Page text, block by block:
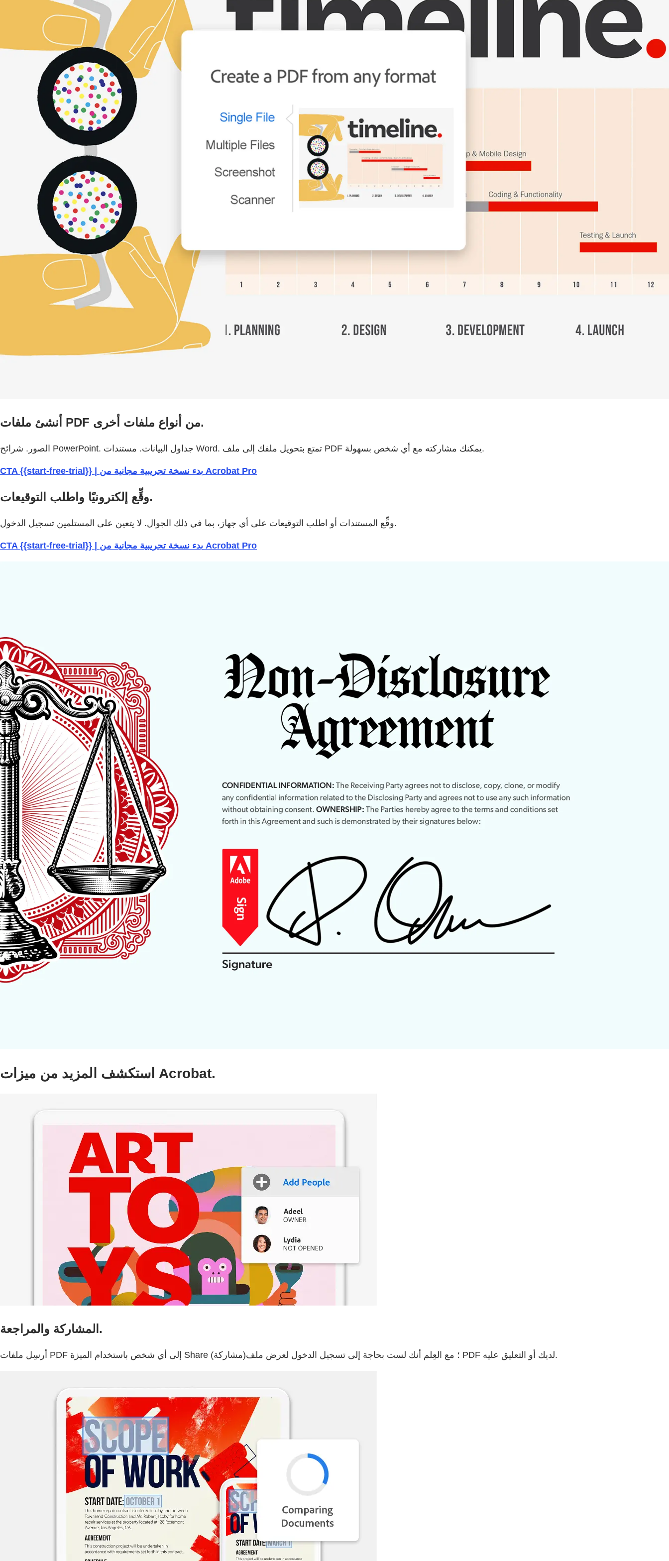
أنشئ ملفات PDF من أنواع ملفات أخرى.
الصور. شرائح PowerPoint. جداول البيانات. مستندات Word. تمتع بتحويل ملفك إلى ملف PDF يمكنك مشاركته مع أي شخص بسهولة.
CTA {{start-free-trial}} | بدء نسخة تجريبية مجانية من Acrobat Pro
وقِّع إلكترونيًا واطلب التوقيعات.
وقِّع المستندات أو اطلب التوقيعات على أي جهاز، بما في ذلك الجوال. لا يتعين على المستلمين تسجيل الدخول.
CTA {{start-free-trial}} | بدء نسخة تجريبية مجانية من Acrobat Pro
استكشف المزيد من ميزات Acrobat.
المشاركة والمراجعة.
أرسِل ملفات PDF إلى أي شخص باستخدام الميزة Share (مشاركة)؛ مع العِلم أنك لست بحاجة إلى تسجيل الدخول لعرض ملف PDF لديك أو التعليق عليه.